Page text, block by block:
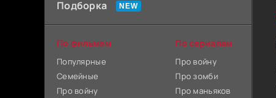
Подборка
По фильмам
Популярные
Семейные
Про войну
По сериалам
Про войну
Про зомби
Про маньяков